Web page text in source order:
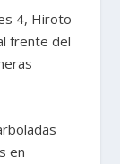
4, Hiroto
frente del
en